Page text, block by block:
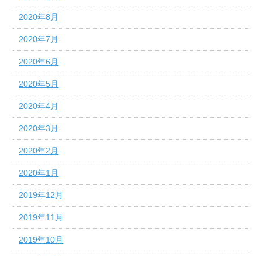
2020年8月
2020年7月
2020年6月
2020年5月
2020年4月
2020年3月
2020年2月
2020年1月
2019年12月
2019年11月
2019年10月